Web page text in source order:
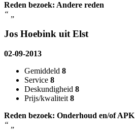
Reden bezoek: Andere reden
“
Jos Hoebink uit Elst
02-09-2013
Gemiddeld 8
Service 8
Deskundigheid 8
Prijs/kwaliteit 8
Reden bezoek: Onderhoud en/of APK
“